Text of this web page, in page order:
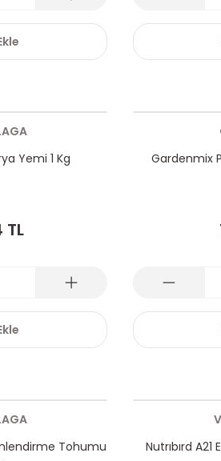
Yemi 1 Kg
TL
Gardenmix
Tohumu
Nutrıbırd